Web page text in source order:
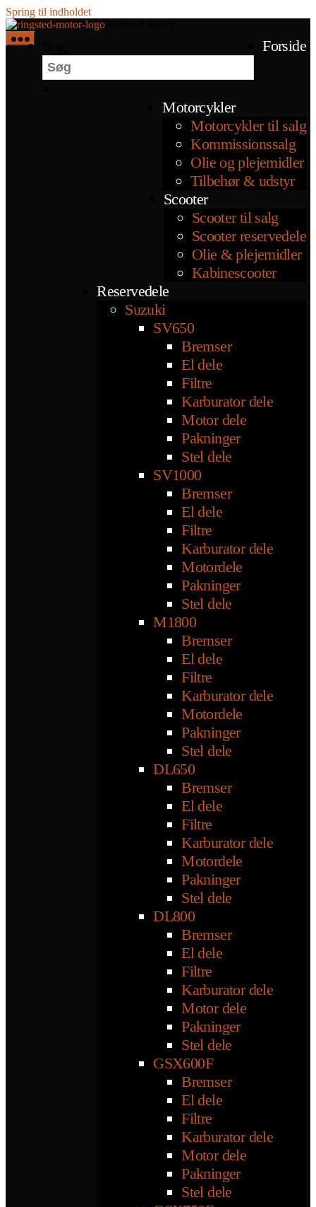
Spring til indholdet
Forside
Motorcykler
Motorcykler til salg
Kommissionssalg
Olie og plejemidler
Tilbehør & udstyr
Scooter
Scooter til salg
Scooter reservedele
Olie & plejemidler
Kabinescooter
Reservedele
Suzuki
SV650
Bremser
El dele
Filtre
Karburator dele
Motor dele
Pakninger
Stel dele
SV1000
Bremser
El dele
Filtre
Karburator dele
Motordele
Pakninger
Stel dele
M1800
Bremser
El dele
Filtre
Karburator dele
Motordele
Pakninger
Stel dele
DL650
Bremser
El dele
Filtre
Karburator dele
Motordele
Pakninger
Stel dele
DL800
Bremser
El dele
Filtre
Karburator dele
Motor dele
Pakninger
Stel dele
GSX600F
Bremser
El dele
Filtre
Karburator dele
Motor dele
Pakninger
Stel dele